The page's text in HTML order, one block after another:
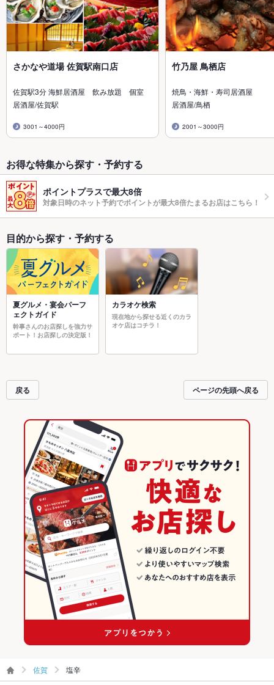
さかなや道場 佐賀駅南口店
佐賀駅3分 海鮮居酒屋 飲み放題 個室
居酒屋/佐賀駅
3001～4000円
竹乃屋 鳥栖店
焼鳥・海鮮・寿司居酒屋
居酒屋/鳥栖
2001～3000円
お得な特集から探す・予約する
ポイントプラスで最大8倍
対象日時のネット予約でポイントが最大8倍たまるお店はこちら！
目的から探す・予約する
夏グルメ・宴会パーフ
ェクトガイド
幹事さんのお店探しを強力サ
ポート！お店探しの決定版！
カラオケ検索
現在地から探せる近くのカラ
オケ店はコチラ！
戻る ページの先頭へ戻る
佐賀 塩辛